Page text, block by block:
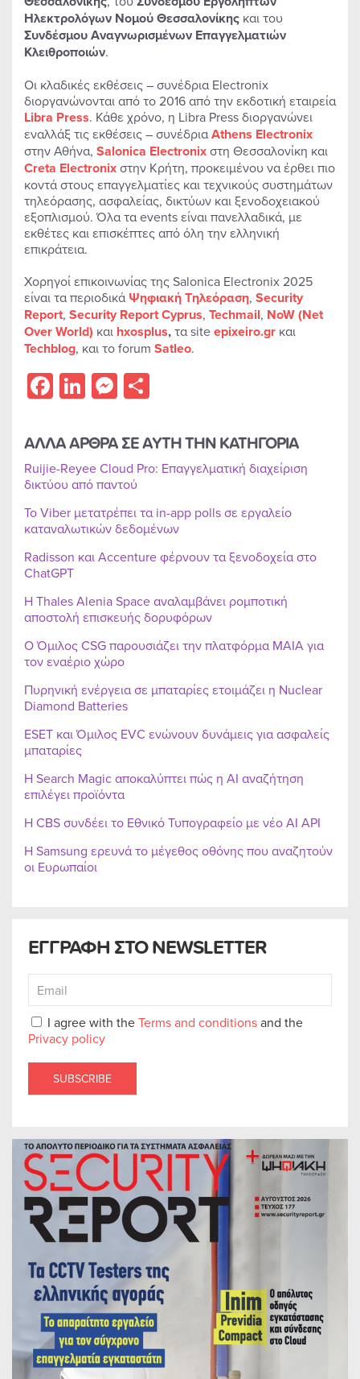
ΕΓΓΡΑΦΗ ΣΤΟ NEWSLETTER
I agree with theTerms and conditionsand the
Privacy policy
SUBSCRIBE
Ηλεκτρολόγων Νομού Θεσσαλονίκης και του
Συνδέσμου Αναγνωρισμένων Επαγγελματιών
Κλειθροποιών.
Οι κλαδικές εκθέσεις – συνέδρια Electronix
διοργανώνονται από το 2016 από την εκδοτική εταιρεία
Libra Press. Κάθε χρόνο, η Libra Press διοργανώνει
εναλλάξ τις εκθέσεις – συνέδριαAthens Electronix
στην Αθήνα, Salonica Electronixστη Θεσσαλονίκη και
Creta Electronixστην Κρήτη, προκειμένου να έρθει πιο
κοντά στους επαγγελματίες και τεχνικούς συστημάτων
τηλεόρασης, ασφαλείας, δικτύων και ξενοδοχειακού
εξοπλισμού. Όλα τα events είναι πανελλαδικά, με
εκθέτες και επισκέπτες από όλη την ελληνική
επικράτεια.
Χορηγοί επικοινωνίας της Salonica Electronix 2025
είναι τα περιοδικά Ψηφιακή Τηλεόραση, Security
Report, Security Report Cyprus, Techmail, NoW (Net
Over World) και hxosplus,τα siteepixeiro.gr και
Techblog, και το forum Satleo.
Facebook
LinkedIn
Messenger
ΑΛΛΑ ΑΡΘΡΑ ΣΕ ΑΥΤΗ ΤΗΝ ΚΑΤΗΓΟΡΙΑ
Ruijie-Reyee Cloud Pro: Επαγγελματική διαχείριση
δικτύου από παντού
Το Viber μετατρέπει τα in-app polls σε εργαλείο
καταναλωτικών δεδομένων
Radisson και Accenture φέρνουν τα ξενοδοχεία στο
ChatGPT
Η Thales Alenia Space αναλαμβάνει ρομποτική
αποστολή επισκευής δορυφόρων
Ο Όμιλος CSG παρουσιάζει την πλατφόρμα MAIA για
τον εναέριο χώρο
Πυρηνική ενέργεια σε μπαταρίες ετοιμάζει η Nuclear
Diamond Batteries
ESET και Όμιλος EVC ενώνουν δυνάμεις για ασφαλείς
μπαταρίες
Η Search Magic αποκαλύπτει πώς η AI αναζήτηση
επιλέγει προϊόντα
Η CBS συνδέει το Εθνικό Τυπογραφείο με νέο AI API
Η Samsung ερευνά το μέγεθος οθόνης που αναζητούν
οι Ευρωπαίοι